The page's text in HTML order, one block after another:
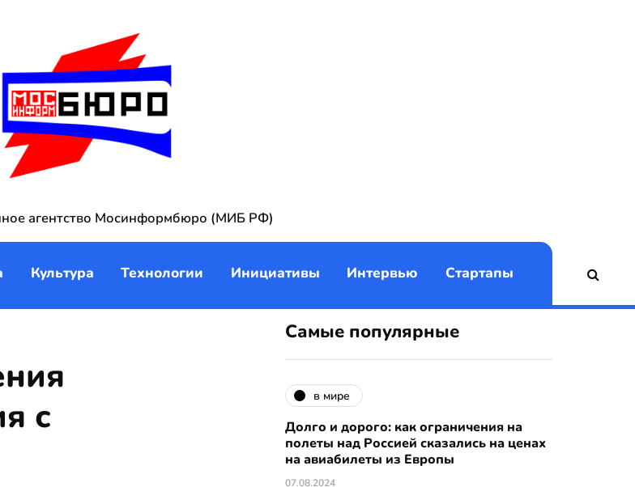
агентство Мосинформбюро (МИБ РФ)
Культура Технологии Инициативы Интервью Стартапы
с
Самые популярные
в мире
Долго и дорого: как ограничения на
полеты над Россией сказались на ценах
на авиабилеты из Европы
07.08.2024